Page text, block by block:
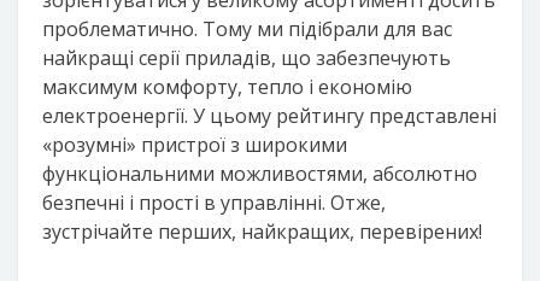
проблематично. Тому ми підібрали для вас
найкращі серії приладів, що забезпечують
максимум комфорту, тепло і економію
електроенергії. У цьому рейтингу представлені
«розумні» пристрої з широкими
функціональними можливостями, абсолютно
безпечні і прості в управлінні. Отже,
зустрічайте перших, найкращих, перевірених!